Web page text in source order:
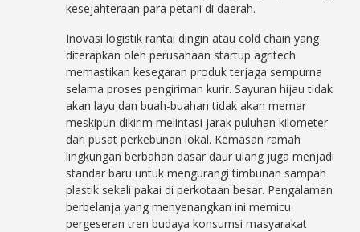
kesejahteraan para petani di daerah.
Inovasi logistik rantai dingin atau cold chain yang
diterapkan oleh perusahaan startup agritech
memastikan kesegaran produk terjaga sempurna
selama proses pengiriman kurir. Sayuran hijau tidak
akan layu dan buah-buahan tidak akan memar
meskipun dikirim melintasi jarak puluhan kilometer
dari pusat perkebunan lokal. Kemasan ramah
lingkungan berbahan dasar daur ulang juga menjadi
standar baru untuk mengurangi timbunan sampah
plastik sekali pakai di perkotaan besar. Pengalaman
berbelanja yang menyenangkan ini memicu
pergeseran tren budaya konsumsi masyarakat